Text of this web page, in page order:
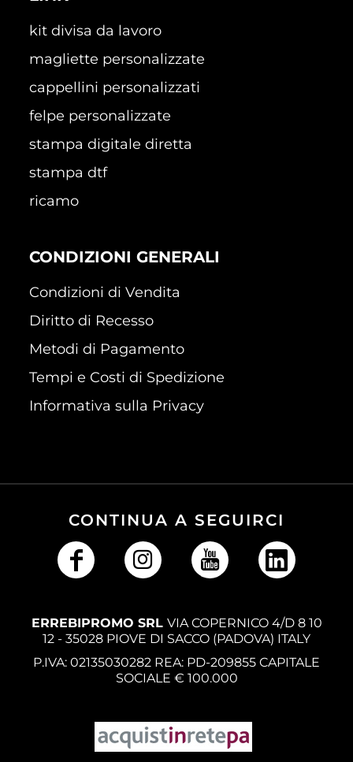
kit divisa da lavoro
magliette personalizzate
cappellini personalizzati
felpe personalizzate
stampa digitale diretta
stampa dtf
ricamo
CONDIZIONI GENERALI
Condizioni di Vendita
Diritto di Recesso
Metodi di Pagamento
Tempi e Costi di Spedizione
Informativa sulla Privacy
CONTINUA A SEGUIRCI
ERREBIPROMO SRL VIA COPERNICO 4/D 8 10
12 - 35028 PIOVE DI SACCO (PADOVA) ITALY
P.IVA: 02135030282 REA: PD-209855 CAPITALE
SOCIALE € 100.000